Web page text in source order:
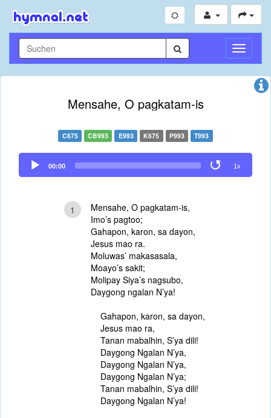
Mensahe, O pagkatam-is
C675 CB993 E993 K675 P993 T993
Audio
Player
00:00 1x
1
Mensahe, O pagkatam-is,
Imo’s pagtoo;
Gahapon, karon, sa dayon,
Jesus mao ra.
Moluwas’ makasasala,
Moayo’s sakit;
Molipay Siya’s nagsubo,
Daygong ngalan N’ya!
Gahapon, karon, sa dayon,
Jesus mao ra,
Tanan mabalhin, S’ya dili!
Daygong Ngalan N’ya,
Daygong Ngalan N’ya,
Daygong Ngalan N’ya;
Tanan mabalhin, S’ya dili!
Daygong Ngalan N’ya!